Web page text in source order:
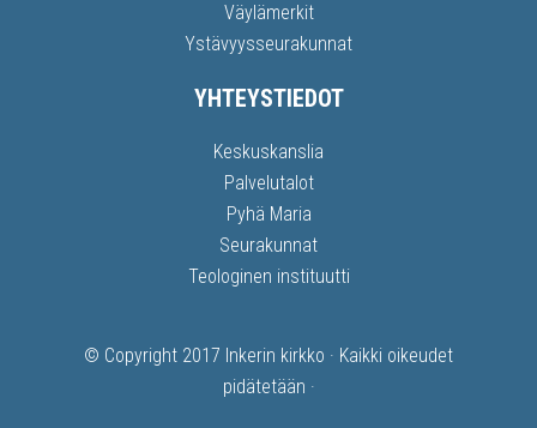
Väylämerkit
Ystävyysseurakunnat
YHTEYSTIEDOT
Keskuskanslia
Palvelutalot
Pyhä Maria
Seurakunnat
Teologinen instituutti
© Copyright 2017 Inkerin kirkko · Kaikki oikeudet
pidätetään ·